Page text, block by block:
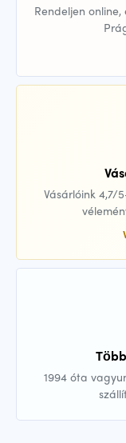
Rendeljen
Vásárlóink 4,7/
1994 óta